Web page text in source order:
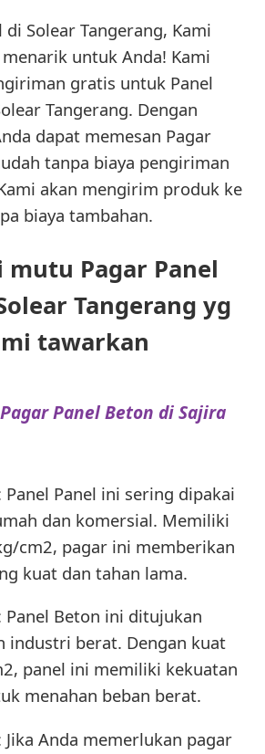
di Solear Tangerang, Kami
untuk Anda! Kami
gratis untuk Panel
Tangerang. Dengan
dapat memesan Pagar
tanpa biaya pengiriman
akan mengirim produk ke
biaya tambahan.
mutu Pagar Panel
Tangerang yg
tawarkan
Panel Beton di Sajira
Panel Panel ini sering dipakai
dan komersial. Memiliki
cm2, pagar ini memberikan
kuat dan tahan lama.
Panel Beton ini ditujukan
industri berat. Dengan kuat
panel ini memiliki kekuatan
menahan beban berat.
Jika Anda memerlukan pagar